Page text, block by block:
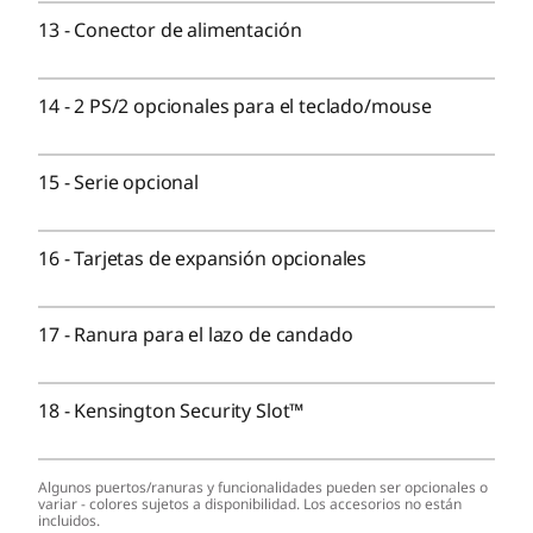
2 PCIe Gen 3
M.2 WiFi (hasta WiFi 7)
Bahía interna:
Opcional: Hasta un HDD SATA de 2 TB y 3.5″
Opcional: Unidad de disco óptico delgada (ODD)
Las velocidades de transferencia del puerto USB son aproximadas y
los dispositivos host/periféricos, los atributos de archivo, la configuración
del sistema y los entornos operativos; las velocidades reales variarán y
Inalámbrico
13-Conector de alimentación
14-2 PS/2 opcionales para el teclado/mouse
15-Serie opcional
16-Tarjetas de expansión opcionales
17-Ranura para el lazo de candado
18-Kensington Security Slot™
Algunos puertos/ranuras y funcionalidades pueden ser opcionales o
variar - colores sujetos a disponibilidad. Los accesorios no están
incluidos.